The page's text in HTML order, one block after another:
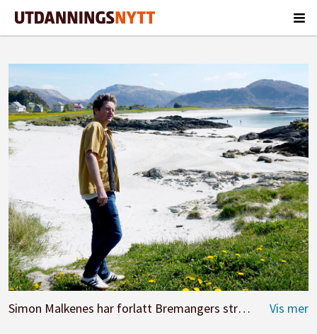
Simon Malkenes har forlatt Bremangers strender. . Foto: